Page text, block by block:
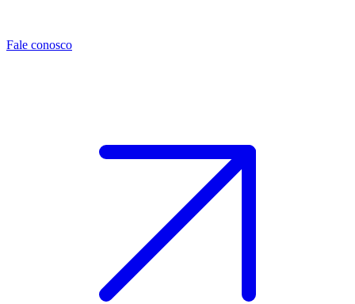
Fale conosco